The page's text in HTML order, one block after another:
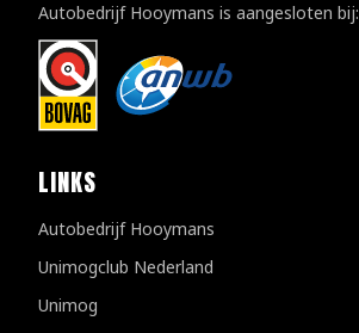
Autobedrijf Hooymans is aangesloten bij:
LINKS
Autobedrijf Hooymans
Unimogclub Nederland
Unimog